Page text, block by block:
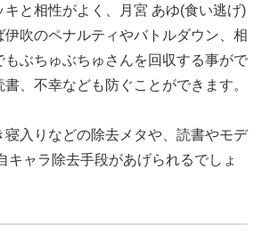
キと相性がよく、月宮 あゆ(食い逃げ)
伊吹のペナルティやバトルダウン、相
もぶちゅぶちゅさんを回収する事がで
、不幸なども防ぐことができます。
寝入りなどの除去メタや、読書やモデ
キャラ除去手段があげられるでしょ